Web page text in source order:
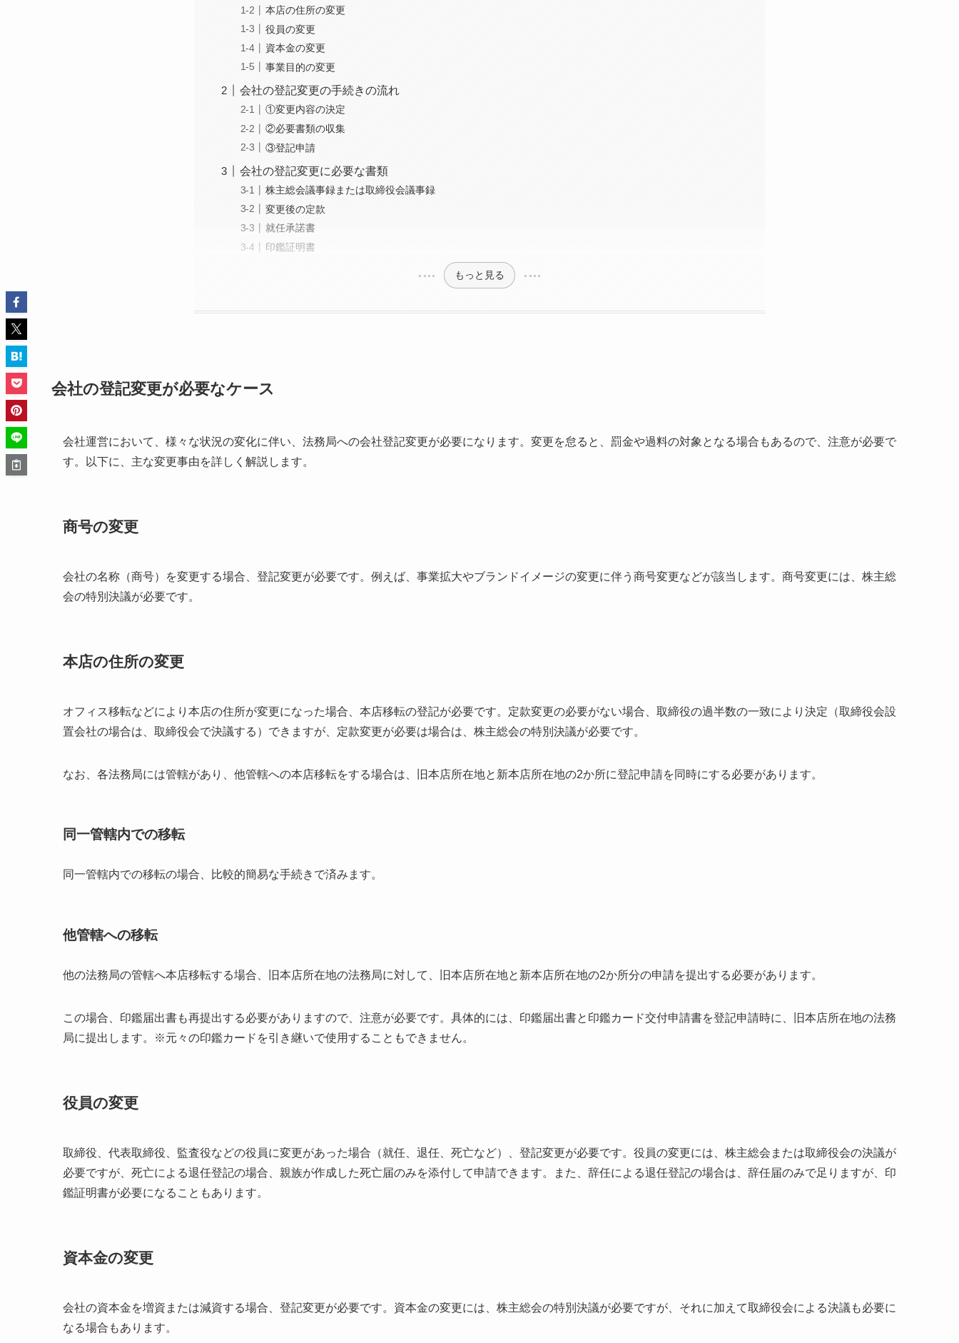
本店の住所の変更
役員の変更
資本金の変更
事業目的の変更
会社の登記変更の手続きの流れ
①変更内容の決定
②必要書類の収集
③登記申請
会社の登記変更に必要な書類
株主総会議事録または取締役会議事録
変更後の定款
就任承諾書
印鑑証明書
もっと見る
会社の登記変更が必要なケース
会社運営において、様々な状況の変化に伴い、法務局への会社登記変更が必要になります。変更を怠ると、罰金や過料の対象となる場合もあるので、注意が必要で
す。以下に、主な変更事由を詳しく解説します。
商号の変更
会社の名称（商号）を変更する場合、登記変更が必要です。例えば、事業拡大やブランドイメージの変更に伴う商号変更などが該当します。商号変更には、株主総
会の特別決議が必要です。
本店の住所の変更
オフィス移転などにより本店の住所が変更になった場合、本店移転の登記が必要です。定款変更の必要がない場合、取締役の過半数の一致により決定（取締役会設
置会社の場合は、取締役会で決議する）できますが、定款変更が必要は場合は、株主総会の特別決議が必要です。
なお、各法務局には管轄があり、他管轄への本店移転をする場合は、旧本店所在地と新本店所在地の2か所に登記申請を同時にする必要があります。
同一管轄内での移転
同一管轄内での移転の場合、比較的簡易な手続きで済みます。
他管轄への移転
他の法務局の管轄へ本店移転する場合、旧本店所在地の法務局に対して、旧本店所在地と新本店所在地の2か所分の申請を提出する必要があります。
この場合、印鑑届出書も再提出する必要がありますので、注意が必要です。具体的には、印鑑届出書と印鑑カード交付申請書を登記申請時に、旧本店所在地の法務
局に提出します。※元々の印鑑カードを引き継いで使用することもできません。
役員の変更
取締役、代表取締役、監査役などの役員に変更があった場合（就任、退任、死亡など）、登記変更が必要です。役員の変更には、株主総会または取締役会の決議が
必要ですが、死亡による退任登記の場合、親族が作成した死亡届のみを添付して申請できます。また、辞任による退任登記の場合は、辞任届のみで足りますが、印
鑑証明書が必要になることもあります。
資本金の変更
会社の資本金を増資または減資する場合、登記変更が必要です。資本金の変更には、株主総会の特別決議が必要ですが、それに加えて取締役会による決議も必要に
なる場合もあります。